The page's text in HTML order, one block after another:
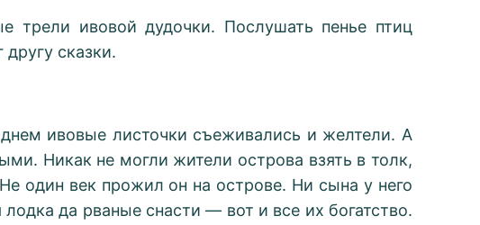
трели ивовой дудочки. Послушать пенье птиц
сказки.
ивовые листочки съеживались и желтели. А
Никак не могли жители острова взять в толк,
один век прожил он на острове. Ни сына у него
да рваные снасти — вот и все их богатство.